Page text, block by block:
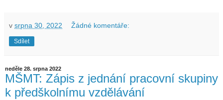
v srpna 30, 2022 Žádné komentáře:
Sdílet
neděle 28. srpna 2022
MŠMT: Zápis z jednání pracovní skupiny
k předškolnímu vzdělávání